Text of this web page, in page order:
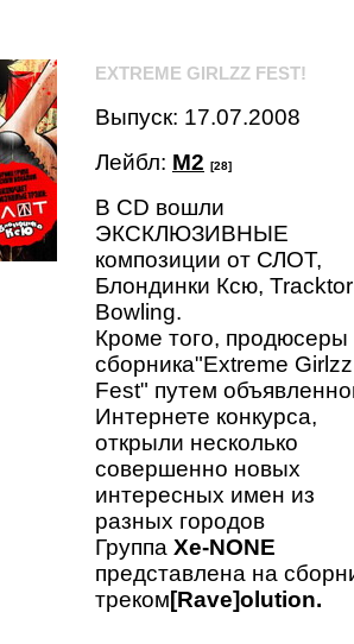
EXTREME GIRLZZ FEST!
Выпуск: 17.07.2008
Лейбл: M2 [28]
В CD вошли
ЭКСКЛЮЗИВНЫЕ
композиции от СЛОТ,
Блондинки Ксю, Tracktor
Bowling.
Кроме того, продюсеры
сборника"Extreme Girlzz
Fest" путем
Интернете конкурса,
открыли несколько
совершенно новых
интересных имен из
разных городов
Группа Xe-NONE
представлена на
треком[Rave]olution.